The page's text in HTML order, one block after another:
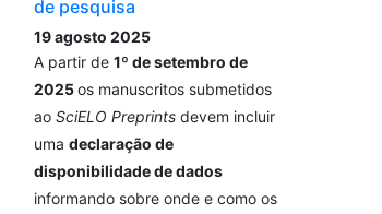
de pesquisa
19 agosto 2025
A partir de 1º de setembro de
2025os manuscritos submetidos
ao SciELO Preprintsdevem incluir
uma declaração de
disponibilidade de dados
informando sobre onde e como os